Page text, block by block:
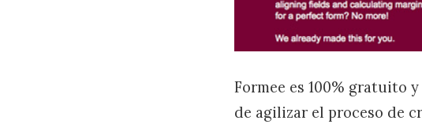
Formee es 100% gratuito
de agilizar el proceso de